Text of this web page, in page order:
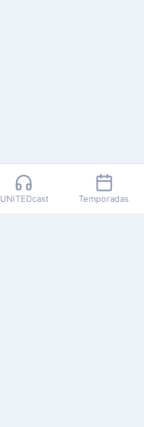
UNITEDcast Temporadas